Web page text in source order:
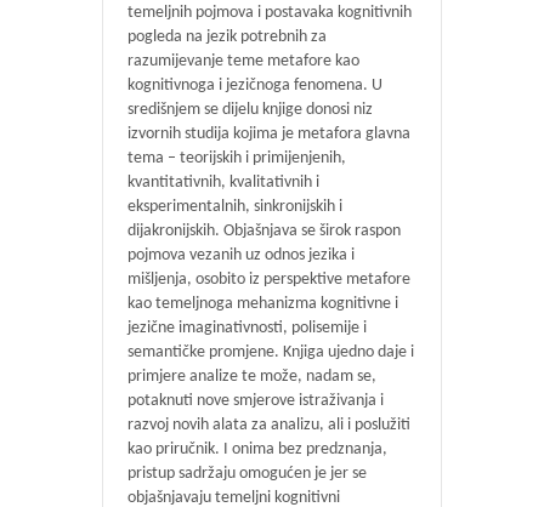
temeljnih pojmova i postavaka kognitivnih
pogleda na jezik potrebnih za
razumijevanje teme metafore kao
kognitivnoga i jezičnoga fenomena. U
središnjem se dijelu knjige donosi niz
izvornih studija kojima je metafora glavna
tema – teorijskih i primijenjenih,
kvantitativnih, kvalitativnih i
eksperimentalnih, sinkronijskih i
dijakronijskih. Objašnjava se širok raspon
pojmova vezanih uz odnos jezika i
mišljenja, osobito iz perspektive metafore
kao temeljnoga mehanizma kognitivne i
jezične imaginativnosti, polisemije i
semantičke promjene. Knjiga ujedno daje i
primjere analize te može, nadam se,
potaknuti nove smjerove istraživanja i
razvoj novih alata za analizu, ali i poslužiti
kao priručnik. I onima bez predznanja,
pristup sadržaju omogućen je jer se
objašnjavaju temeljni kognitivni